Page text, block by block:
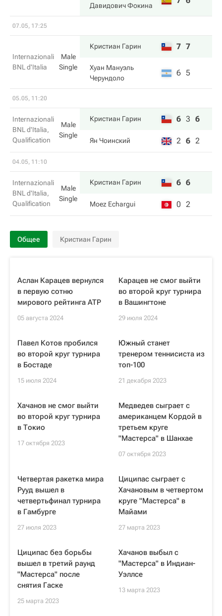
Давидович Фокина
07.05, 17:25
Internazionali
BNL d'Italia
Male
Single
Кристиан Гарин 7 7
Хуан Мануэль
Черундоло
6 5
05.05, 11:20
Internazionali
BNL d'Italia,
Qualification
Male
Single
Кристиан Гарин 6 3 6
Ян Чоинский 2 6 2
04.05, 11:10
Internazionali
BNL d'Italia,
Qualification
Male
Single
Кристиан Гарин 6 6
Moez Echargui 0 2
Общее Кристиан Гарин
Аслан Карацев вернулся
в первую сотню
мирового рейтинга ATP
05 августа 2024
Карацев не смог выйти
во второй круг турнира
в Вашингтоне
29 июля 2024
Павел Котов пробился
во второй круг турнира
в Бостаде
15 июля 2024
Южный станет
тренером теннисиста из
топ-100
21 декабря 2023
Хачанов не смог выйти
во второй круг турнира
в Токио
17 октября 2023
Медведев сыграет с
американцем Кордой в
третьем круге
"Мастерса" в Шанхае
07 октября 2023
Четвертая ракетка мира
Рууд вышел в
четвертьфинал турнира
в Гамбурге
27 июля 2023
Циципас сыграет с
Хачановым в четвертом
круге "Мастерса" в
Майами
27 марта 2023
Циципас без борьбы
вышел в третий раунд
"Мастерса" после
снятия Гаске
25 марта 2023
Хачанов выбыл с
"Мастерса" в Индиан-
Уэллсе
13 марта 2023